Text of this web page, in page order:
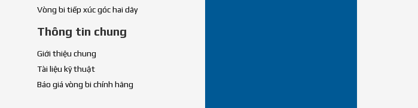
Vòng bi tiếp xúc góc hai dãy
Thông tin chung
Giới thiệu chung
Tài liệu kỹ thuật
Báo giá vòng bi chính hãng